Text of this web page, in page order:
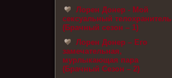
Лорен Донер - Мой
сексуальный телохранитель
(Брачный сезон – 1)
Лорен Донер – Его
замечательная,
мурлыкающая пара
(Брачный Сезон – 2)